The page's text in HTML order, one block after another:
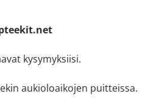
kysymyksiisi.
aukioloaikojen puitteissa.